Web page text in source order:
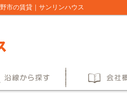
市の賃貸｜サンリンハウス